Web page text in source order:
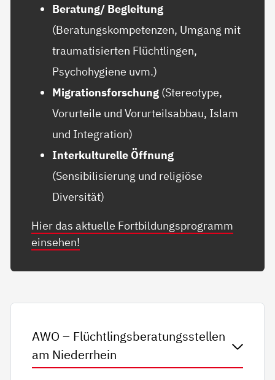
Beratung/ Begleitung
(Beratungskompetenzen, Umgang mit
traumatisierten Flüchtlingen,
Psychohygiene uvm.)
Migrationsforschung (Stereotype,
Vorurteile und Vorurteilsabbau, Islam
und Integration)
Interkulturelle Öffnung
(Sensibilisierung und religiöse
Diversität)
Hier das aktuelle Fortbildungsprogramm
einsehen!
AWO – Flüchtlingsberatungsstellen
am Niederrhein